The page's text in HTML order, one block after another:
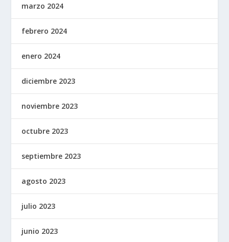
marzo 2024
febrero 2024
enero 2024
diciembre 2023
noviembre 2023
octubre 2023
septiembre 2023
agosto 2023
julio 2023
junio 2023